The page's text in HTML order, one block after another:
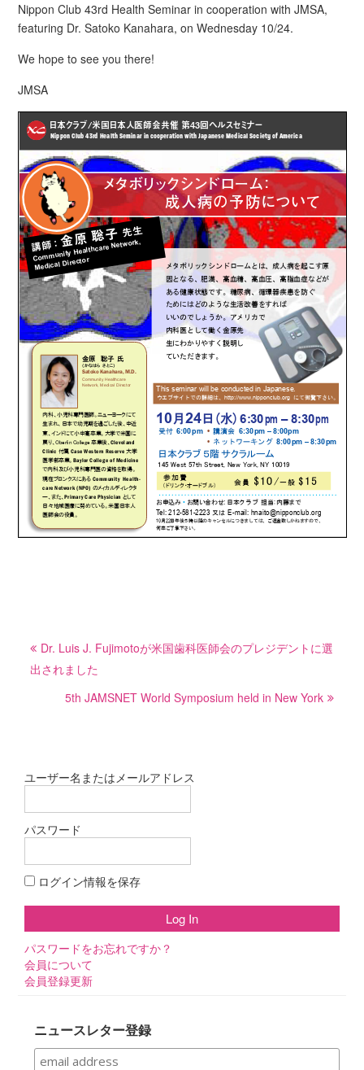
Nippon Club 43rd Health Seminar in cooperation with JMSA,
featuring Dr. Satoko Kanahara, on Wednesday 10/24.
We hope to see you there!
JMSA
稿
ナ
ョ
ン
Dr. Luis J. Fujimotoが米国歯科医師会のプレジデントに選
出されました
5th JAMSNET World Symposium held in New York
ユーザー名またはメールアドレス
パスワード
ログイン情報を保存
パスワードをお忘れですか？
会員について
会員登録更新
ニュースレター登録